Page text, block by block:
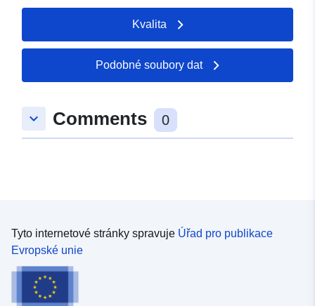
Kvalita
Podobné soubory dat
keyboard_arrow_down Comments 0
Tyto internetové stránky spravuje Úřad pro publikace
Evropské unie